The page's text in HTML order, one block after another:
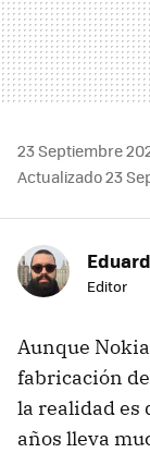
23 Septiembre
Actualizado 23
Editor
Aunque
fabricación
la realidad es
años lleva